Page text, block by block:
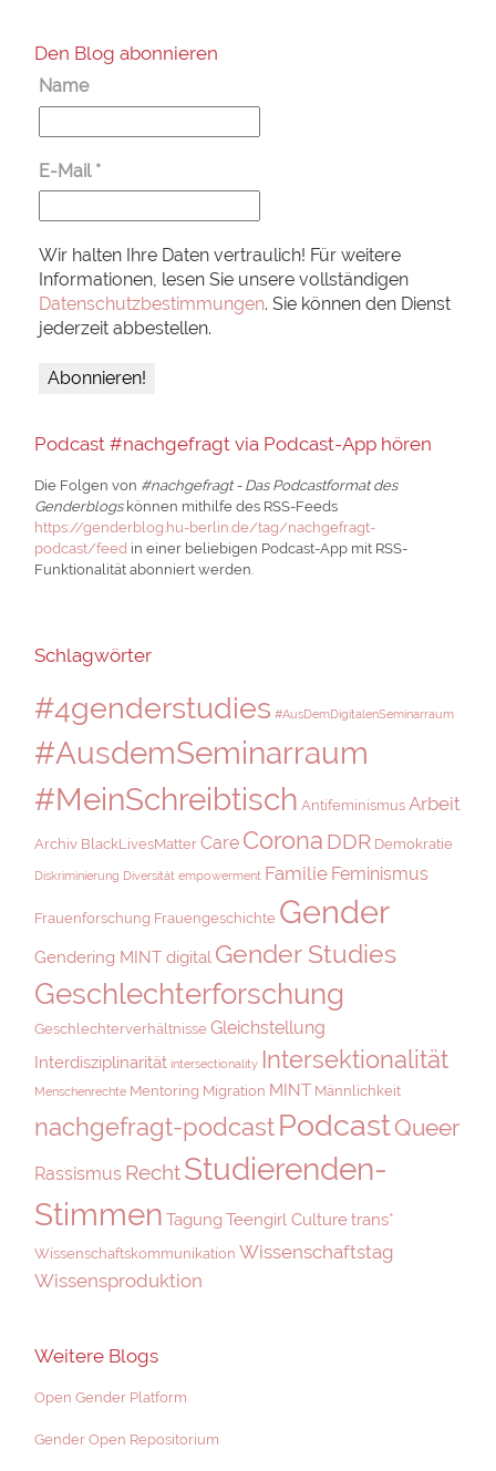
Den Blog abonnieren
Name
E-Mail *
Wir halten Ihre Daten vertraulich! Für weitere
Informationen, lesen Sie unsere vollständigen
Datenschutzbestimmungen. Sie können den Dienst
jederzeit abbestellen.
Podcast #nachgefragt via Podcast-App hören
Die Folgen von #nachgefragt - Das Podcastformat des
Genderblogskönnen mithilfe des RSS-Feeds
https://genderblog.hu-berlin.de/tag/nachgefragt-
podcast/feed in einer beliebigen Podcast-App mit RSS-
Funktionalität abonniert werden.
Schlagwörter
#4genderstudies #AusDemDigitalenSeminarraum
#AusdemSeminarraum
#MeinSchreibtisch Antifeminismus Arbeit
Archiv BlackLivesMatter Care Corona DDR Demokratie
Diskriminierung Diversität empowerment Familie Feminismus
Frauenforschung Frauengeschichte Gender
Gendering MINT digital Gender Studies
Geschlechterforschung
Geschlechterverhältnisse Gleichstellung
Interdisziplinarität intersectionality Intersektionalität
Menschenrechte Mentoring Migration MINT Männlichkeit
nachgefragt-podcastPodcastQueer
Rassismus RechtStudierenden-
Stimmen Tagung Teengirl Culturetrans*
Wissenschaftskommunikation Wissenschaftstag
Wissensproduktion
Weitere Blogs
Open Gender Platform
Gender Open Repositorium